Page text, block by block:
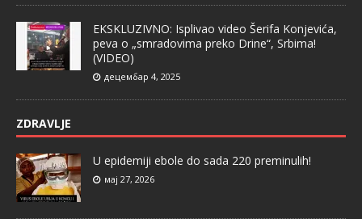
EKSKLUZIVNO: Isplivao video Šerifa Konjevića,
peva o „smradovima preko Drine“, Srbima!
(VIDEO)
децембар 4, 2025
ZDRAVLJE
U epidemiji ebole do sada 220 preminulih!
мај 27, 2026